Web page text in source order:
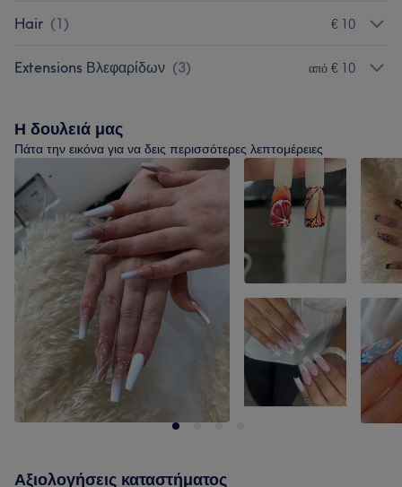
Hair (1) € 10
Extensions Βλεφαρίδων (3) από € 10
Η δουλειά μας
Πάτα την εικόνα για να δεις περισσότερες λεπτομέρειες
Αξιολογήσεις καταστήματος